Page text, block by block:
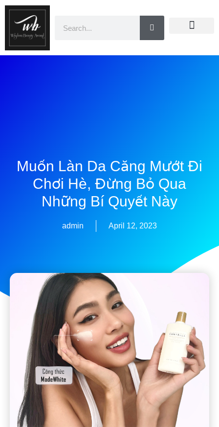
Muốn Làn Da Căng Mướt Đi
Chơi Hè, Đừng Bỏ Qua
Những Bí Quyết Này
admin April 12, 2023